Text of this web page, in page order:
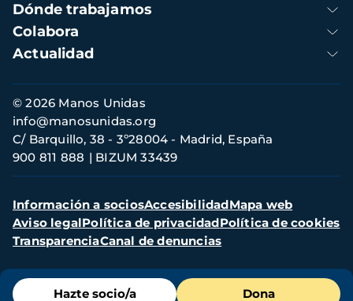
Menú
Hazte socio/a Dona
Dónde trabajamos
Colabora
Actualidad
Información
de
contacto
© 2026 Manos Unidas
C/ Barquillo, 38 - 3º28004 - Madrid, España
900 811 888
BIZUM 33439
info@manosunidas.org
Menú
secundario
Información a sociosAccesibilidadMapa web
Aviso legalPolítica de privacidadPolítica de cookies
TransparenciaCanal de denuncias